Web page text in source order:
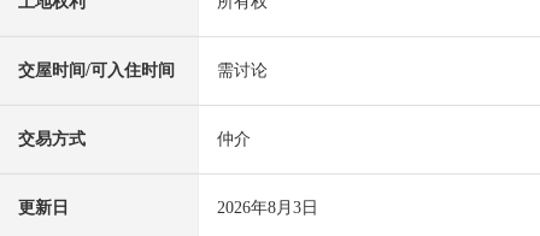
交屋时间/可入住时间 需讨论
交易方式 仲介
更新日 2026年8月3日